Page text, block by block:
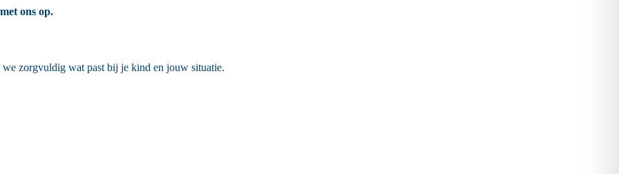
ons op.
zorgvuldig wat past bij je kind en jouw situatie.